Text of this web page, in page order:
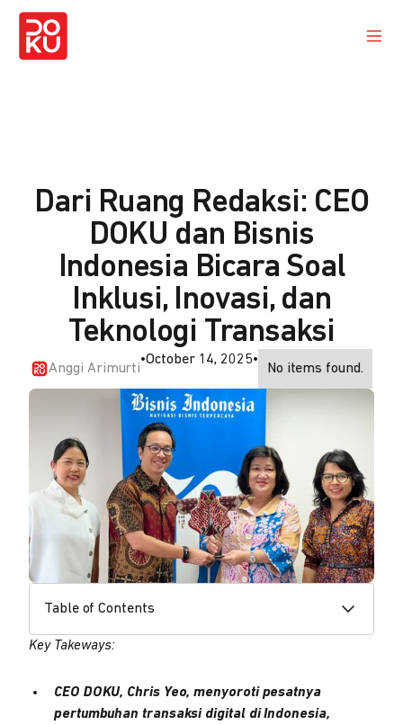
Dari Ruang Redaksi: CEO
DOKU dan Bisnis
Indonesia Bicara Soal
Inklusi, Inovasi, dan
Teknologi Transaksi
Anggi Arimurti
•October 14, 2025•
No items found.
Table of Contents
Key Takeways:
CEO DOKU, Chris Yeo, menyoroti pesatnya
pertumbuhan transaksi digital di Indonesia,